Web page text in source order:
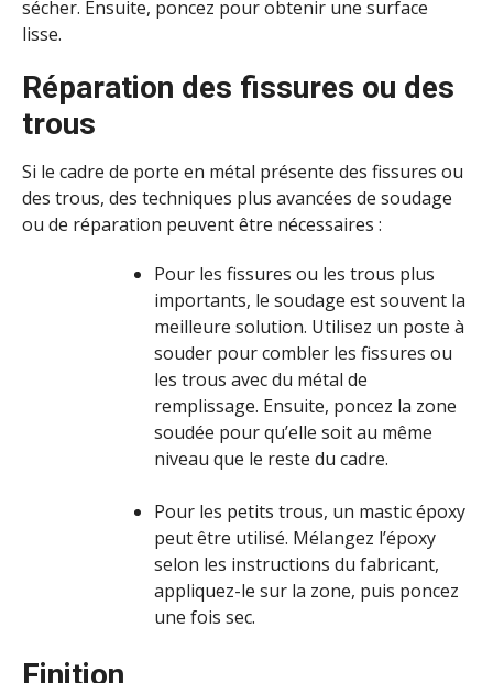
sécher. Ensuite, poncez pour obtenir une surface
lisse.
Réparation des fissures ou des
trous
Si le cadre de porte en métal présente des fissures ou
des trous, des techniques plus avancées de soudage
ou de réparation peuvent être nécessaires :
Pour les fissures ou les trous plus
importants, le soudage est souvent la
meilleure solution. Utilisez un poste à
souder pour combler les fissures ou
les trous avec du métal de
remplissage. Ensuite, poncez la zone
soudée pour qu’elle soit au même
niveau que le reste du cadre.
Pour les petits trous, un mastic époxy
peut être utilisé. Mélangez l’époxy
selon les instructions du fabricant,
appliquez-le sur la zone, puis poncez
une fois sec.
Finition